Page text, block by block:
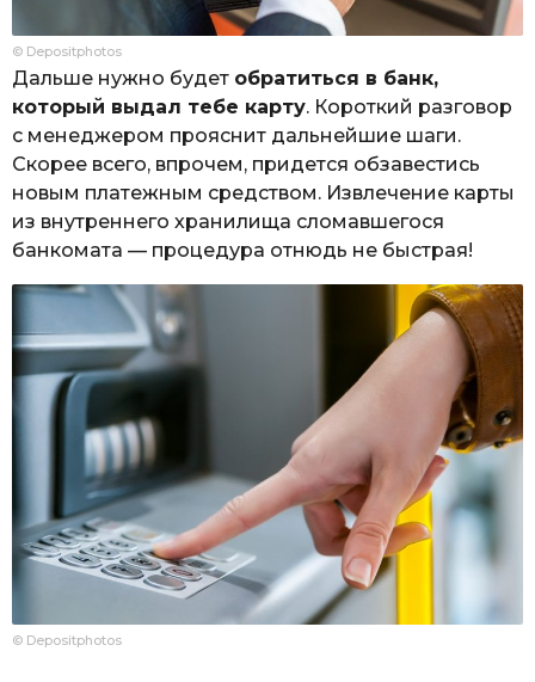
© Depositphotos
Дальше нужно будет обратиться в банк,
который выдал тебе карту. Короткий разговор
с менеджером прояснит дальнейшие шаги.
Скорее всего, впрочем, придется обзавестись
новым платежным средством. Извлечение карты
из внутреннего хранилища сломавшегося
банкомата — процедура отнюдь не быстрая!
© Depositphotos